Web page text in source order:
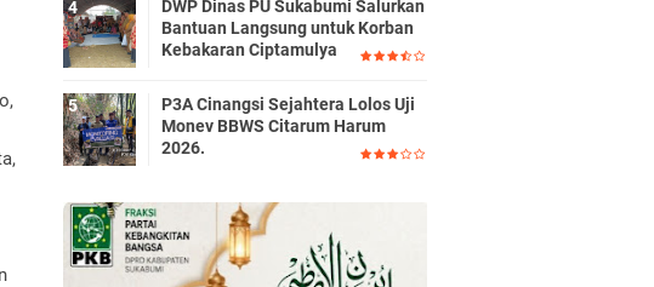
DWP Dinas PU Sukabumi Salurkan
Bantuan Langsung untuk Korban
Kebakaran Ciptamulya
P3A Cinangsi Sejahtera Lolos Uji
Monev BBWS Citarum Harum
2026.